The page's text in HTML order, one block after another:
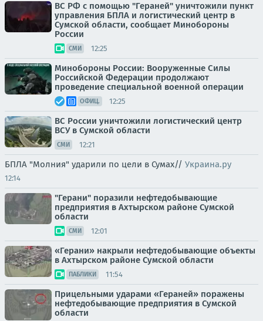
ВС РФ с помощью "Гераней" уничтожили пункт
управления БПЛА и логистический центр в
Сумской области, сообщает Минобороны
России
СМИ 12:25
Минобороны России: Вооруженные Силы
Российской Федерации продолжают
проведение специальной военной операции
ОФИЦ. 12:25
ВС России уничтожили логистический центр
ВСУ в Сумской области
СМИ 12:21
БПЛА "Молния" ударили по цели в Сумах// Украина.ру
12:14
"Герани" поразили нефтедобывающие
предприятия в Ахтырском районе Сумской
области
СМИ 12:01
«Герани» накрыли нефтедобывающие объекты
в Ахтырском районе Сумской области
ПАБЛИКИ 11:54
Прицельными ударами «Гераней» поражены
нефтедобывающие предприятия в Сумской
области